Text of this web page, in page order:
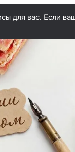
для вас. Если